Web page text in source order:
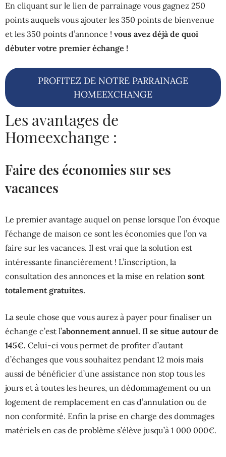
En cliquant sur le lien de parrainage vous gagnez 250
points auquels vous ajouter les 350 points de bienvenue
et les 350 points d’annonce ! vous avez déjà de quoi
débuter votre premier échange !
PROFITEZ DE NOTRE PARRAINAGE
HOMEEXCHANGE
Les avantages de
Homeexchange :
Faire des économies sur ses
vacances
Le premier avantage auquel on pense lorsque l’on évoque
l’échange de maison ce sont les économies que l’on va
faire sur les vacances. Il est vrai que la solution est
intéressante financièrement ! L’inscription, la
consultation des annonces et la mise en relation sont
totalement gratuites.
La seule chose que vous aurez à payer pour finaliser un
échange c’est l’abonnement annuel. Il se situe autour de
145€. Celui-ci vous permet de profiter d’autant
d’échanges que vous souhaitez pendant 12 mois mais
aussi de bénéficier d’une assistance non stop tous les
jours et à toutes les heures, un dédommagement ou un
logement de remplacement en cas d’annulation ou de
non conformité. Enfin la prise en charge des dommages
matériels en cas de problème s’élève jusqu’à 1 000 000€.